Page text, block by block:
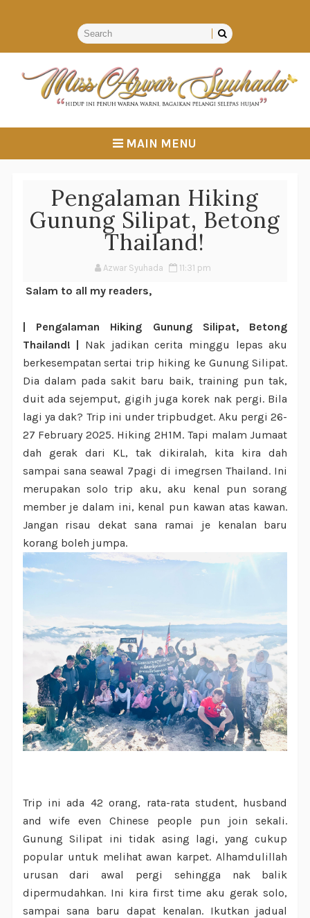
MAIN MENU
Pengalaman Hiking
Gunung Silipat, Betong
Thailand!
Azwar Syuhada 11:31 pm
Salam to all my readers,
| Pengalaman Hiking Gunung Silipat, Betong
Thailand! | Nak jadikan cerita minggu lepas aku
berkesempatan sertai trip hiking ke Gunung Silipat.
Dia dalam pada sakit baru baik, training pun tak,
duit ada sejemput, gigih juga korek nak pergi. Bila
lagi ya dak? Trip ini under tripbudget. Aku pergi 26-
27 February 2025. Hiking 2H1M. Tapi malam Jumaat
dah gerak dari KL, tak dikiralah, kita kira dah
sampai sana seawal 7pagi di imegrsen Thailand. Ini
merupakan solo trip aku, aku kenal pun sorang
member je dalam ini, kenal pun kawan atas kawan.
Jangan risau dekat sana ramai je kenalan baru
korang boleh jumpa.
Trip ini ada 42 orang, rata-rata student, husband
and wife even Chinese people pun join sekali.
Gunung Silipat ini tidak asing lagi, yang cukup
popular untuk melihat awan karpet. Alhamdulillah
urusan dari awal pergi sehingga nak balik
dipermudahkan. Ini kira first time aku gerak solo,
sampai sana baru dapat kenalan. Ikutkan jadual